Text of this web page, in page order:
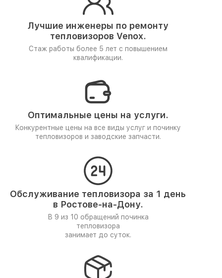
Лучшие инженеры по ремонту
тепловизоров Venox.
Стаж работы более 5 лет с повышением
квалификации.
Оптимальные цены на услуги.
Конкурентные цены на все виды услуг и починку
тепловизоров и заводские запчасти.
Обслуживание тепловизора за 1 день
в Ростове-на-Дону.
В 9 из 10 обращений починка
тепловизора
занимает до суток.